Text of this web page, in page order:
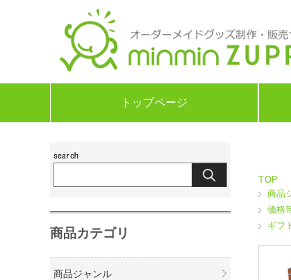
トップページ
TOP
商品
価格
ギフ
商品カテゴリ
商品ジャンル